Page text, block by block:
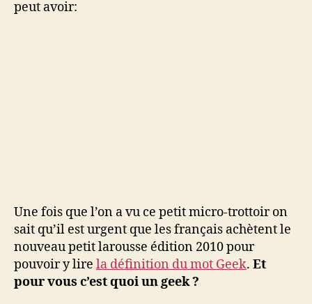
peut avoir:
Une fois que l’on a vu ce petit micro-trottoir on
sait qu’il est urgent que les français achètent le
nouveau petit larousse édition 2010 pour
pouvoir y lire la définition du mot Geek. Et
pour vous c’est quoi un geek ?